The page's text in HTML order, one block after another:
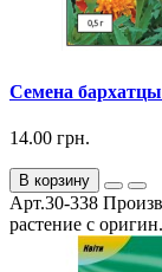
Семена
14.00 грн.
В корзину
Арт.30-338
растение с